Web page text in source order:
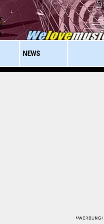
NEWS